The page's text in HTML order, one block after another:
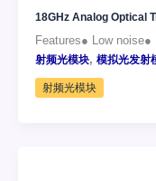
18GHz Analog Optical
Features● Low noise●
射频光模块, 模拟光发射
射频光模块